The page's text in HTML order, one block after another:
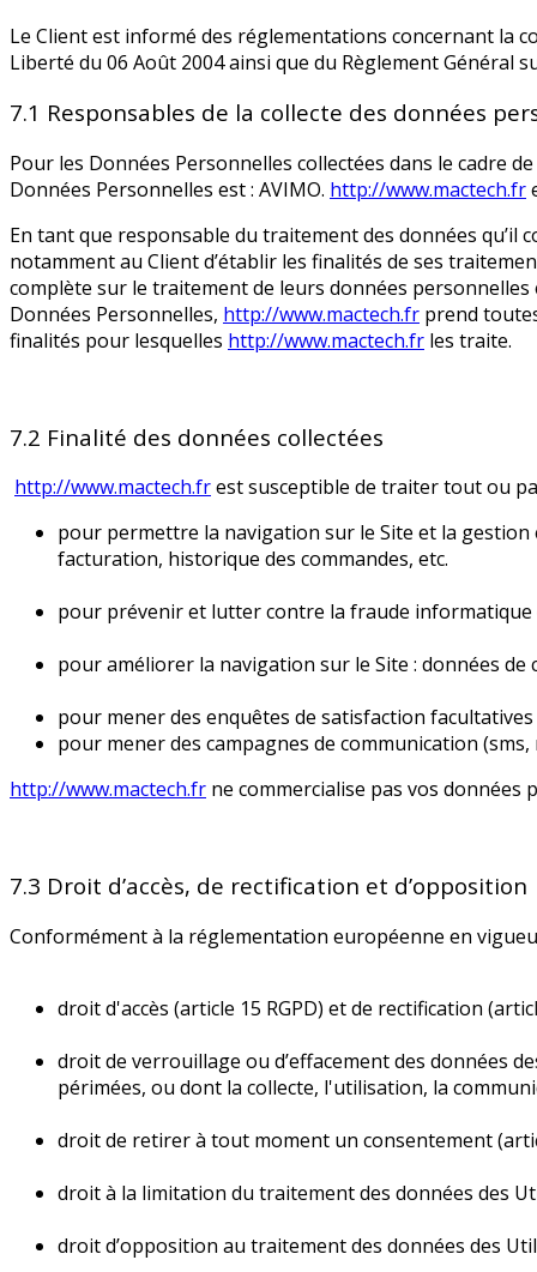
Le Client est informé des réglementations concernant la
Liberté du 06 Août 2004 ainsi que du Règlement Général
7.1 Responsables de la collecte des données
Pour les Données Personnelles collectées dans le cadre
Données Personnelles est : AVIMO. http://www.mactech.fr
En tant que responsable du traitement des données qu’il
notamment au Client d’établir les finalités de ses
complète sur le traitement de leurs données
Données Personnelles, http://www.mactech.fr prend
finalités pour lesquelles http://www.mactech.fr les traite.
7.2 Finalité des données collectées
http://www.mactech.frest susceptible de traiter tout ou
pour permettre la navigation sur le Site et la gestion
facturation, historique des commandes, etc.
pour prévenir et lutter contre la fraude informatique
pour améliorer la navigation sur le Site : données de
pour mener des enquêtes de satisfaction
pour mener des campagnes de communication
http://www.mactech.fr ne commercialise pas vos données
7.3 Droit d’accès, de rectification et d’opposition
Conformément à la réglementation européenne en
droit d'accès (article 15 RGPD) et de rectification
droit de verrouillage ou d’effacement des données
périmées, ou dont la collecte, l'utilisation, la
droit de retirer à tout moment un consentement
droit à la limitation du traitement des données des
droit d’opposition au traitement des données des